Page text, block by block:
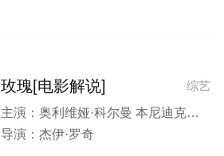
综艺
玫瑰[电影解说]
主演： 奥利维娅·科尔曼 本尼迪克特·康伯巴奇 凯特·麦克金农 安迪·萨姆伯格 舒提·盖特瓦 苏妮特·玛尼 佐伊·赵 詹米·德米特鲁 德莱尼·奎因 哈拉·芬利 欧利·罗宾逊 韦尔斯·拉普帕波特 艾莉森·詹尼 威尔·史密斯 卡洛琳·帕特里奇 玛格丽特·科鲁尼 奥利·达伯斯 裘德·科沃德·尼科尔 贝琳达·布罗米洛 小田部明纮 艾米莉·皮格福德 保罗·佩普 兰贾尼·布罗 罗宾·阿特金·唐斯 马特·科博伊
导演： 杰伊·罗奇